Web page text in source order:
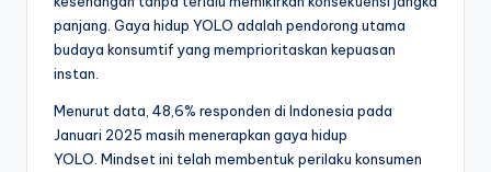
panjang. Gaya hidup YOLO adalah pendorong utama
budaya konsumtif yang memprioritaskan kepuasan
instan.
Menurut data, 48,6% responden di Indonesia pada
Januari 2025 masih menerapkan gaya hidup
YOLO. Mindset ini telah membentuk perilaku konsumen